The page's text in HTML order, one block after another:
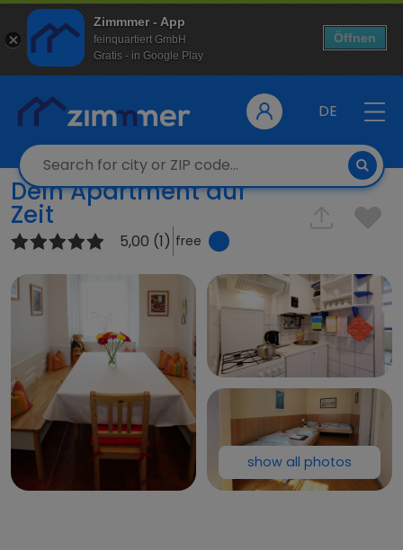
Zimmmer - App
feinquartiert GmbH
Gratis - in Google Play
Öffnen
DE
Dein Apartment auf
Zeit
5,00 (1) free
show all photos